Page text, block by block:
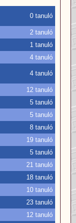
0 tanuló
2 tanuló
1 tanuló
4 tanuló
4 tanuló
12 tanuló
5 tanuló
5 tanuló
8 tanuló
19 tanuló
5 tanuló
21 tanuló
18 tanuló
10 tanuló
23 tanuló
12 tanuló